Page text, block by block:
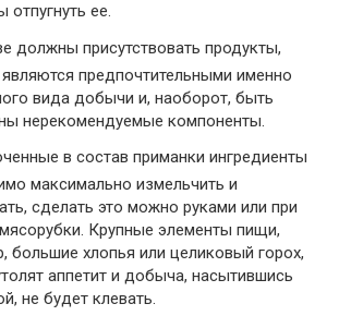
отпугнуть ее.
должны присутствовать продукты,
предпочтительными именно
вида добычи и, наоборот, быть
нерекомендуемые компоненты.
в состав приманки ингредиенты
максимально измельчить и
сделать это можно руками или при
Крупные элементы пищи,
большие хлопья или целиковый горох,
аппетит и добыча, насытившись
не будет клевать.